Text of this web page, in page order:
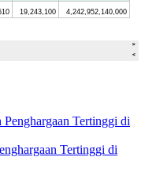
Tertinggi di